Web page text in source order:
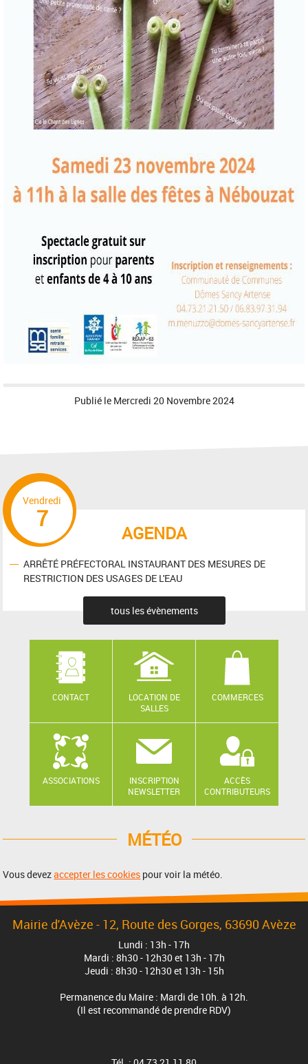
Publié le Mercredi 20 Novembre 2024
AGENDA
Vendredi
7
ARRÊTÉ PRÉFECTORAL INSTAURANT DES MESURES DE
RESTRICTION DES USAGES DE L'EAU
tous les évènements
CONTACT
LOCATION DE
SALLES
COMMERCES
ASSOCIATIONS
INSCRIPTION
NEWSLETTER
ACCÈS
CONTRIBUTEURS
MÉTÉO
Vous devezaccepter les cookies pour voir la météo.
Mairie d'Avèze - 12, Route des Gorges, 63690 Avèze
Lundi : 13h - 17h
Mardi : 8h30 - 12h30 et 13h - 17h
Jeudi : 8h30 - 12h30 et 13h - 15h
Permanence du Maire : Mardi de 10h. à 12h.
(Il est recommandé de prendre RDV)